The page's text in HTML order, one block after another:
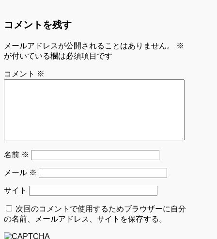
コメントを残す
メールアドレスが公開されることはありません。
※
が付いている欄は必須項目です
コメント ※
名前 ※
メール ※
サイト
次回のコメントで使用するためブラウザーに自分
の名前、メールアドレス、サイトを保存する。